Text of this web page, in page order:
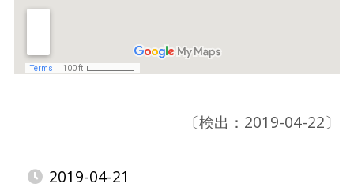
〔検出：2019-04-22〕
2019-04-21